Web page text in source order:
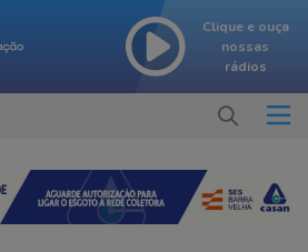
Clique e ouça
nossas
rádios